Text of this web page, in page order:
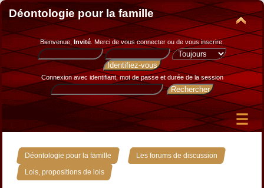
Déontologie pour la famille
Bienvenue, Invité. Merci devous connecter ou de vous inscrire.
Connexion avec identifiant, mot de passe et durée de la session
Déontologie pour la famille » Les forums de discussion »
Lois, propositions de lois